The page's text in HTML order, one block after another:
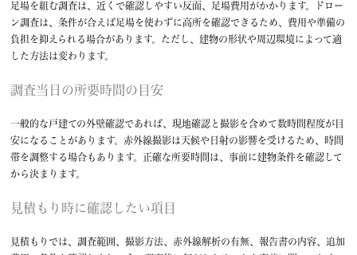
足場を組む調査は、近くで確認しやすい反面、足場費用がかかります。ドロー
ン調査は、条件が合えば足場を使わずに高所を確認できるため、費用や準備の
負担を抑えられる場合があります。ただし、建物の形状や周辺環境によって適
した方法は変わります。
調査当日の所要時間の目安
一般的な戸建ての外壁確認であれば、現地確認と撮影を含めて数時間程度が目
安になることがあります。赤外線撮影は天候や日射の影響を受けるため、時間
帯を調整する場合もあります。正確な所要時間は、事前に建物条件を確認して
から決まります。
見積もり時に確認したい項目
見積もりでは、調査範囲、撮影方法、赤外線解析の有無、報告書の内容、追加